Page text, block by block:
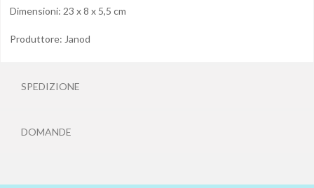
Dimensioni: 23 x 8 x 5,5 cm
Produttore: Janod
SPEDIZIONE
DOMANDE